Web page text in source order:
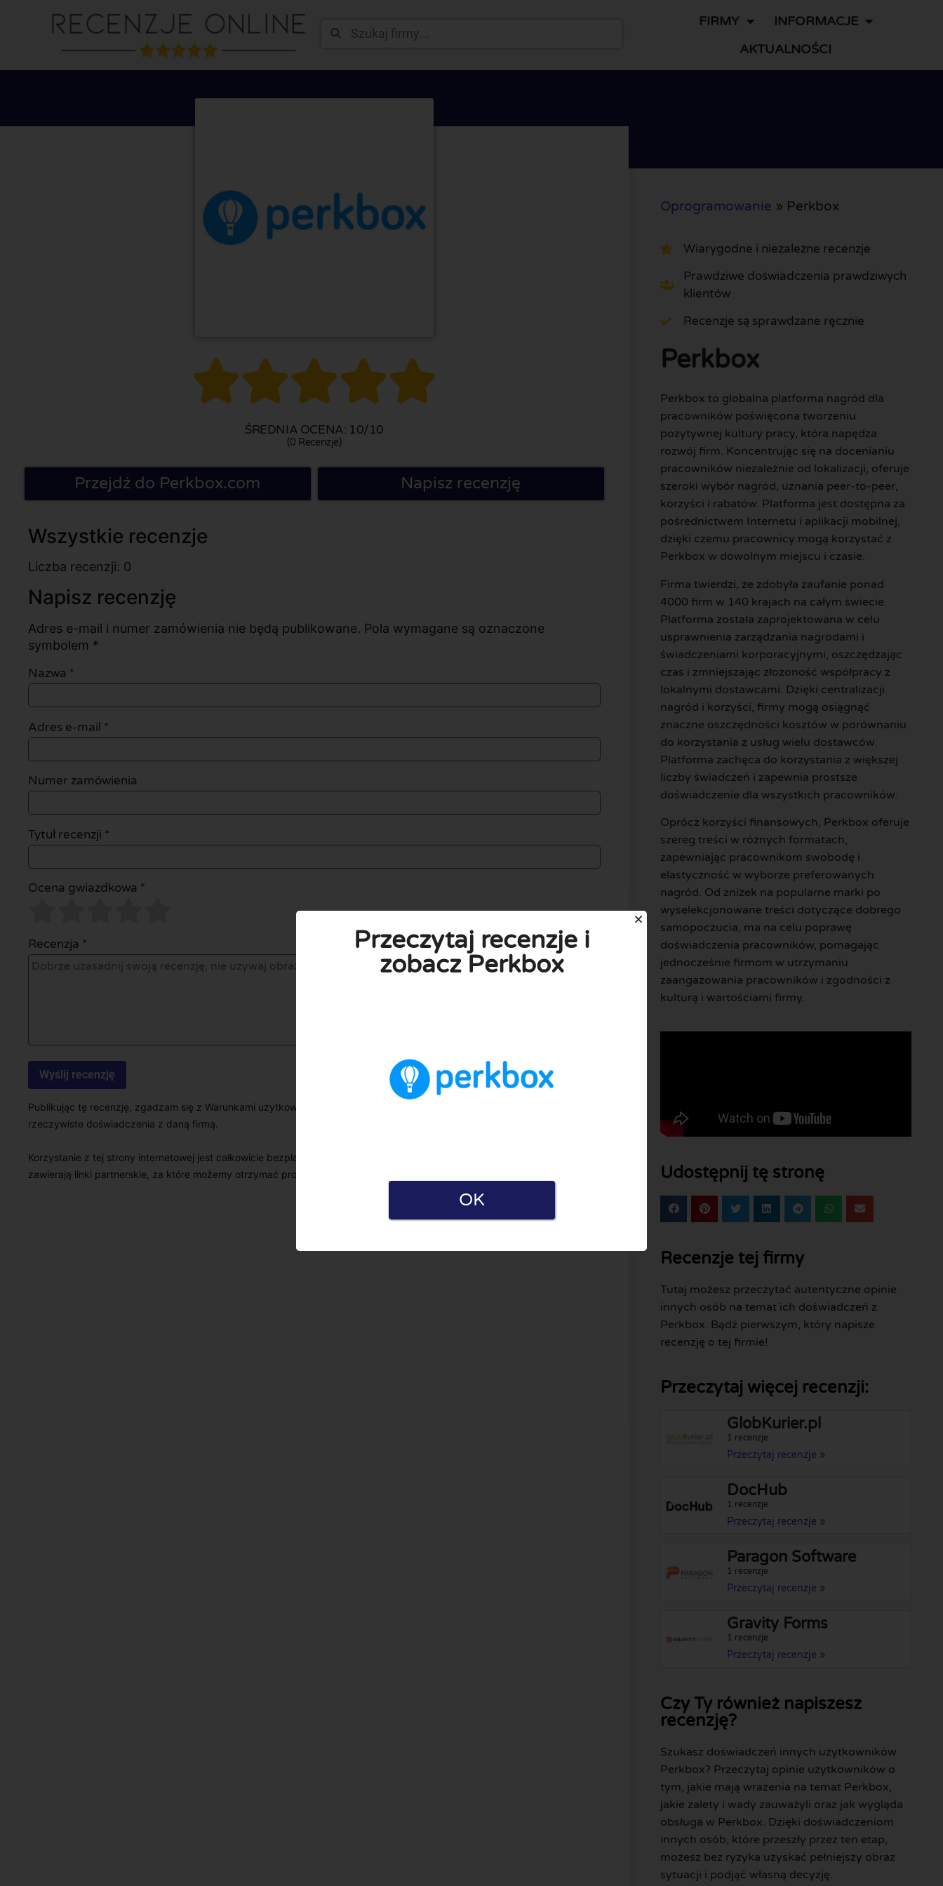
FIRMY
INFORMACJE
AKTUALNOŚCI

ŚREDNIA OCENA: 10/10
(0 Recenzje)
Przejdź do Perkbox.com Napisz recenzję
Wszystkie recenzje
Liczba recenzji: 0
Napisz recenzję
Adres e-mail i numer zamówienia nie będą publikowane. Pola wymagane są oznaczone
symbolem *
Nazwa *
Adres e-mail *
Numer zamówienia
Tytuł recenzji *
Ocena gwiazdkowa *
Recenzja *
Publikując tę recenzję, zgadzam się z Warunkami użytkowania i Polityką prywatności. Oświadczam również, że mam
rzeczywiste doświadczenia z daną firmą.
Korzystanie z tej strony internetowej jest całkowicie bezpłatne zarówno dla firm, jak i użytkowników. Dlatego niektóre strony
zawierają linki partnerskie, za które możemy otrzymać prowizję.
Oprogramowanie » Perkbox
Wiarygodne i niezależne recenzje
Prawdziwe doświadczenia prawdziwych
klientów
Recenzje są sprawdzane ręcznie
Perkbox
Perkbox to globalna platforma nagród dla
pracowników poświęcona tworzeniu
pozytywnej kultury pracy, która napędza
rozwój firm. Koncentrując się na docenianiu
pracowników niezależnie od lokalizacji, oferuje
szeroki wybór nagród, uznania peer-to-peer,
korzyści i rabatów. Platforma jest dostępna za
pośrednictwem Internetu i aplikacji mobilnej,
dzięki czemu pracownicy mogą korzystać z
Perkbox w dowolnym miejscu i czasie.
Firma twierdzi, że zdobyła zaufanie ponad
4000 firm w 140 krajach na całym świecie.
Platforma została zaprojektowana w celu
usprawnienia zarządzania nagrodami i
świadczeniami korporacyjnymi, oszczędzając
czas i zmniejszając złożoność współpracy z
lokalnymi dostawcami. Dzięki centralizacji
nagród i korzyści, firmy mogą osiągnąć
znaczne oszczędności kosztów w porównaniu
do korzystania z usług wielu dostawców.
Platforma zachęca do korzystania z większej
liczby świadczeń i zapewnia prostsze
doświadczenie dla wszystkich pracowników.
Oprócz korzyści finansowych, Perkbox oferuje
szereg treści w różnych formatach,
zapewniając pracownikom swobodę i
elastyczność w wyborze preferowanych
nagród. Od zniżek na popularne marki po
wyselekcjonowane treści dotyczące dobrego
samopoczucia, ma na celu poprawę
doświadczenia pracowników, pomagając
jednocześnie firmom w utrzymaniu
zaangażowania pracowników i zgodności z
kulturą i wartościami firmy.
Udostępnij tę stronę
Recenzje tej firmy
Tutaj możesz przeczytać autentyczne opinie
innych osób na temat ich doświadczeń z
Perkbox. Bądź pierwszym, który napisze
recenzję o tej firmie!
Przeczytaj więcej recenzji:
GlobKurier.pl
1 recenzje
Przeczytaj recenzje »
DocHub
1 recenzje
Przeczytaj recenzje »
Paragon Software
1 recenzje
Przeczytaj recenzje »
Gravity Forms
1 recenzje
Przeczytaj recenzje »
Czy Ty również napiszesz
recenzję?
Szukasz doświadczeń innych użytkowników
Perkbox? Przeczytaj opinie użytkowników o
tym, jakie mają wrażenia na temat Perkbox,
jakie zalety i wady zauważyli oraz jak wygląda
obsługa w Perkbox. Dzięki doświadczeniom
innych osób, które przeszły przez ten etap,
możesz bez ryzyka uzyskać pełniejszy obraz
sytuacji i podjąć własną decyzję.
Przeczytaj recenzje i
zobacz Perkbox
OK